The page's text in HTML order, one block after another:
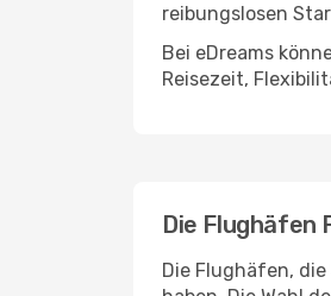
reibungslosen
Bei eDreams
Reisezeit,
Die Flughäfen
Die Flughäfen,